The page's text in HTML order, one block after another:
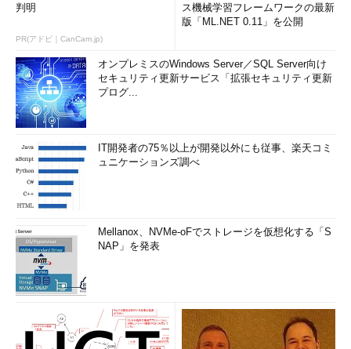
判明
PR(アドビ｜CanCam.jp)
ス機械学習フレームワークの最新
版「ML.NET 0.11」を公開
オンプレミスのWindows Server／SQL Server向け
セキュリティ更新サービス「拡張セキュリティ更新
プログ...
IT開発者の75％以上が開発以外にも従事、楽天コミ
ュニケーションズ調べ
Mellanox、NVMe-oFでストレージを仮想化する「S
NAP」を発表